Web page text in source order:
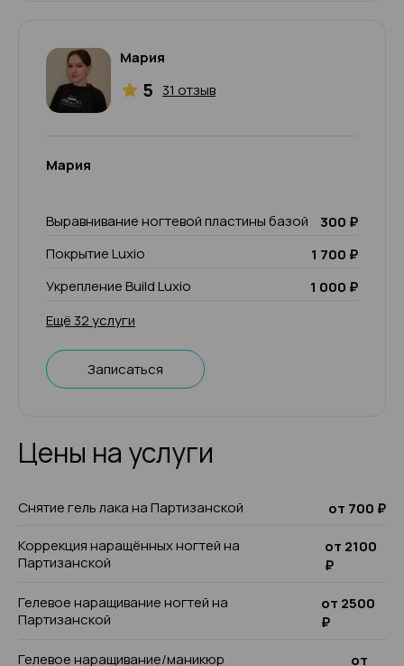
Мария
5 31 отзыв
Мария
Выравнивание ногтевой пластины базой
300 ₽
Покрытие Luxio
1 700 ₽
Укрепление Build Luxio
1 000 ₽
Ещё 32 услуги
Записаться
Цены на услуги
Снятие гель лака на Партизанской
от 700 ₽
Коррекция наращённых ногтей на
Партизанской
от 2100
₽
Гелевое наращивание ногтей на
Партизанской
от 2500
₽
Гелевое наращивание/маникюр
от